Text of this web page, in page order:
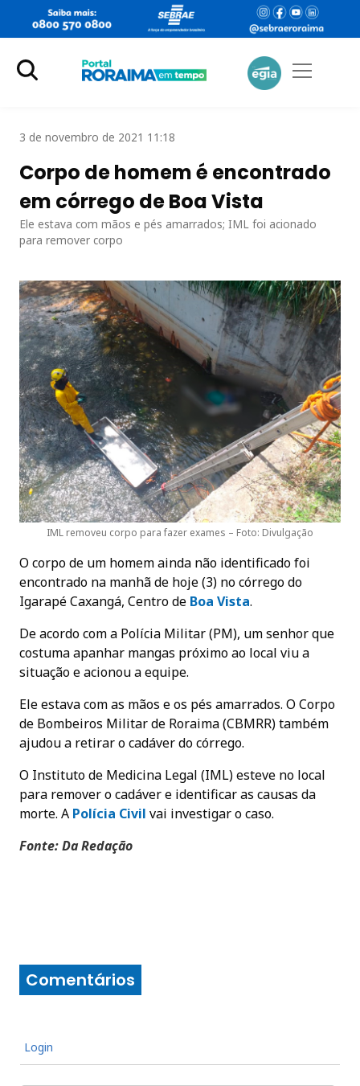
3 de novembro de 2021 11:18
Corpo de homem é encontrado
em córrego de Boa Vista
Ele estava com mãos e pés amarrados; IML foi acionado
para remover corpo
IML removeu corpo para fazer exames – Foto: Divulgação
O corpo de um homem ainda não identificado foi
encontrado na manhã de hoje (3) no córrego do
Igarapé Caxangá, Centro de Boa Vista.
De acordo com a Polícia Militar (PM), um senhor que
costuma apanhar mangas próximo ao local viu a
situação e acionou a equipe.
Ele estava com as mãos e os pés amarrados. O Corpo
de Bombeiros Militar de Roraima (CBMRR) também
ajudou a retirar o cadáver do córrego.
O Instituto de Medicina Legal (IML) esteve no local
para remover o cadáver e identificar as causas da
morte. A Polícia Civil vai investigar o caso.
Fonte: Da Redação
Comentários
Login